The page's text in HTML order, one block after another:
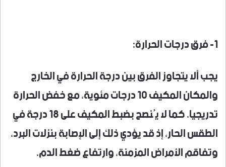
1- فرق درجات الحرارة:
يجب ألا يتجاوز الفرق بين درجة الحرارة في الخارج
والمكان المكيف 10 درجات مئوية، مع خفض الحرارة
تدريجيا. كما لا يُنصح بضبط المكيف على 18 درجة في
الطقس الحار، إذ قد يؤدي ذلك إلى الإصابة بنزلات البرد،
وتفاقم الأمراض المزمنة، وارتفاع ضغط الدم.